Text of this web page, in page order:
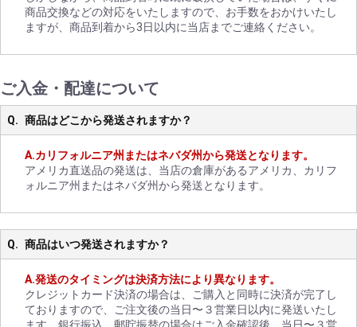
商品交換などの対応をいたしますので、お手数をおかけいたし
ますが、商品到着から3日以内に当店までご連絡ください。
ご入金・配達について
商品はどこから発送されますか？
カリフォルニア州またはネバダ州から発送となります。
アメリカ直送品の発送は、当店の倉庫があるアメリカ、カリフ
ォルニア州またはネバダ州から発送となります。
商品はいつ発送されますか？
発送のタイミングは決済方法により異なります。
クレジットカード決済の場合は、ご購入と同時に決済が完了し
ておりますので、ご注文後の当日〜３営業日以内に発送いたし
ます。銀行振込、郵貯振替の場合はご入金確認後、当日〜３営